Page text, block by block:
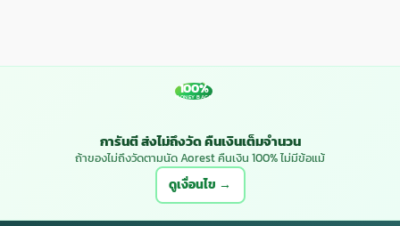
100%
MONEY BACK
การันตี ส่งไม่ถึงวัด คืนเงินเต็มจำนวน
ถ้าของไม่ถึงวัดตามนัด Aorest คืนเงิน 100% ไม่มีข้อแม้
ดูเงื่อนไข →